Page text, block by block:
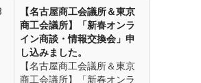
【名古屋商工会議所＆東京
商工会議所】「新春オンラ
イン商談・情報交換会」申
し込みました。
【名古屋商工会議所＆東京
商工会議所】「新春オンラ